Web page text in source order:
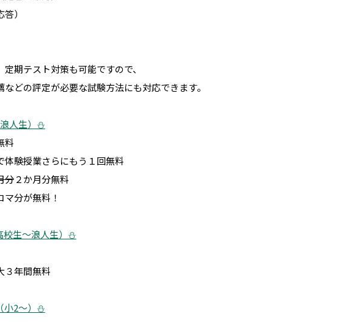
）
期テスト対策も可能ですので、
どの評定が必要な試験方法にも対応できます。
人生）⛄
料
体験授業さらにもう１回無料
分２か月分無料
マ分が無料！
校生～浪人生）⛄
３年間無料
小2～）⛄